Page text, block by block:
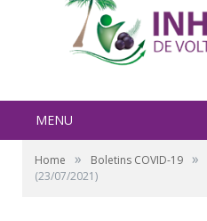
MENU
Home » Boletins COVID-19 »
(23/07/2021)